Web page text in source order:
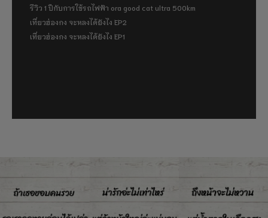
รีวิว 1 ปีกับการใช้รถไฟฟ้า ora good cat ultra 500km
เที่ยวฮ่องกง จะหลงได้ยังไง EP2
เที่ยวฮ่องกง จะหลงได้ยังไง EP1